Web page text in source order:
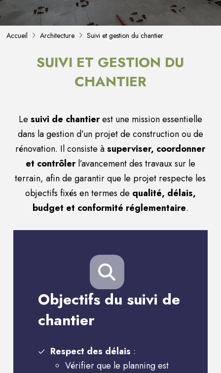
Accueil Architecture Suivi et gestion du chantier
SUIVI ET GESTION DU
CHANTIER
Le suivi de chantierest une mission essentielle
dans la gestion d’un projet de construction ou de
rénovation. Il consiste àsuperviser, coordonner
et contrôlerl’avancement des travaux sur le
terrain, afin de garantir que le projet respecte les
objectifs fixés en termes de qualité, délais,
budget et conformité réglementaire.
Objectifs du suivi de
chantier
Respect des délais :
Vérifier que le planning est